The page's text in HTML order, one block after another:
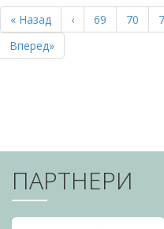
НА
СТОРІНКИ
Перша
сторінка
« Назад
Попередня
сторінка
‹ Page
69 Page
70
Остання
сторінка
Вперед»
ПАРТНЕРИ